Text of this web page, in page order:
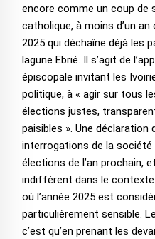
encore comme un coup de
catholique, à moins d’un
2025 qui déchaîne déjà les
lagune Ebrié. Il s’agit de
épiscopale invitant les
politique, à « agir sur tous
élections justes,
paisibles ». Une
interrogations de la société
élections de l’an prochain,
indifférent dans le contexte
où l’année 2025 est
particulièrement sensible.
c’est qu’en prenant les